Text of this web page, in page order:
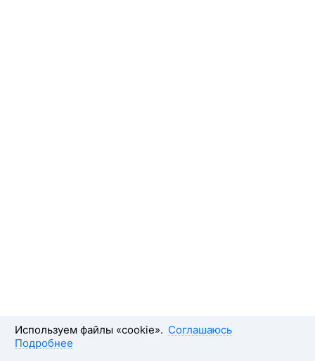
Используем файлы «cookie». Соглашаюсь
Подробнее